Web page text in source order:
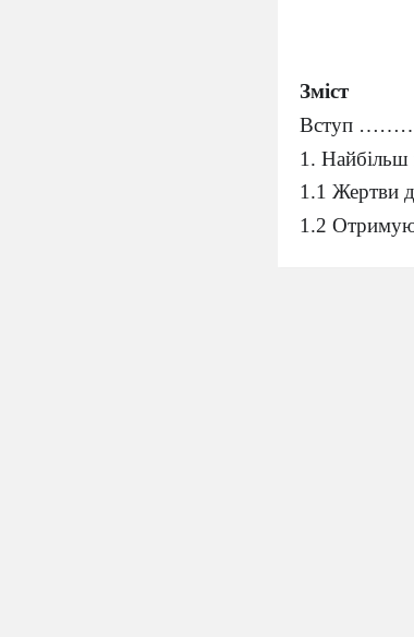
Зміст
Вступ
1.
1.1
1.2